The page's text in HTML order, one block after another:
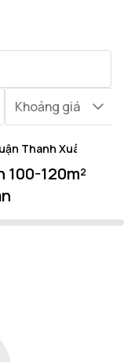
nềnKhoảng giá
Thanh Xuân
100-120m²